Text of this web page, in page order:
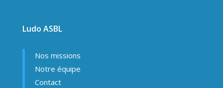
Ludo ASBL
Nos missions
Notre équipe
Contact